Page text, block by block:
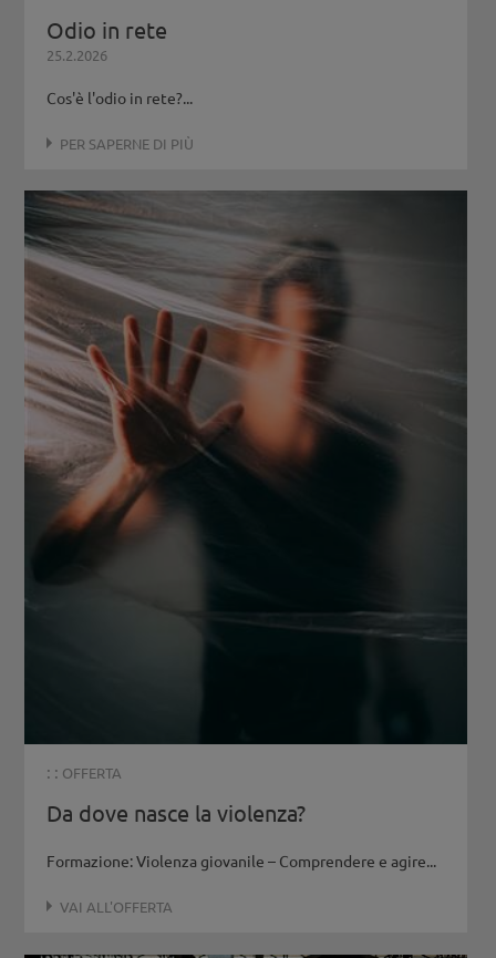
Odio in rete
25.2.2026
Cos'è l'odio in rete?...
PER SAPERNE DI PIÙ
: : OFFERTA
Da dove nasce la violenza?
Formazione: Violenza giovanile – Comprendere e agire...
VAI ALL'OFFERTA